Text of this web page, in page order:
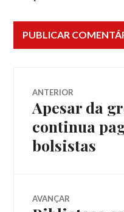
Navegação
de
Post
ANTERIOR
Post
anterior:
Apesar da
continua
bolsistas
AVANÇAR